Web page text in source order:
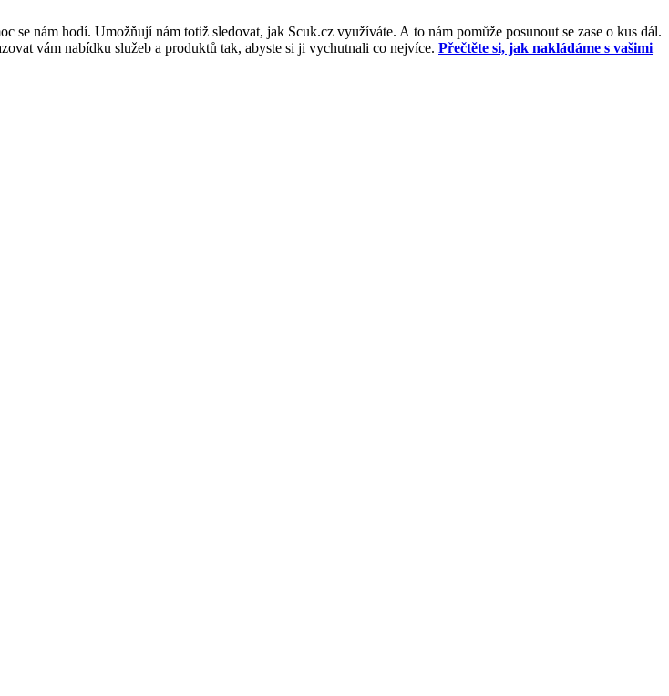
se nám hodí. Umožňují nám totiž sledovat, jak Scuk.cz využíváte. A to nám pomůže posunout se zase o kus dál.
vám nabídku služeb a produktů tak, abyste si ji vychutnali co nejvíce. Přečtěte si, jak nakládáme s vašimi